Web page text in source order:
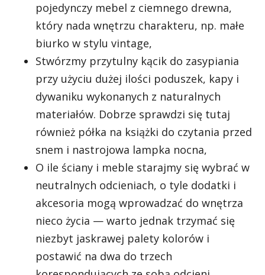
pojedynczy mebel z ciemnego drewna,
który nada wnętrzu charakteru, np. małe
biurko w stylu vintage,
Stwórzmy przytulny kącik do zasypiania
przy użyciu dużej ilości poduszek, kapy i
dywaniku wykonanych z naturalnych
materiałów. Dobrze sprawdzi się tutaj
również półka na książki do czytania przed
snem i nastrojowa lampka nocna,
O ile ściany i meble starajmy się wybrać w
neutralnych odcieniach, o tyle dodatki i
akcesoria mogą wprowadzać do wnętrza
nieco życia — warto jednak trzymać się
niezbyt jaskrawej palety kolorów i
postawić na dwa do trzech